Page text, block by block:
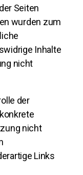
Seiten
wurden zum
Inhalte
nicht
der
nicht
Links